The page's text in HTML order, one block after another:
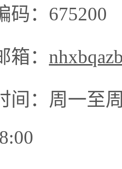
码：675200
箱：
间：周一至